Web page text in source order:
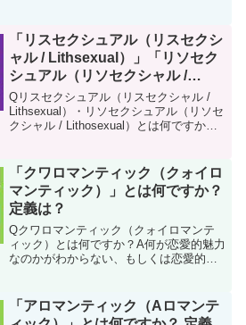
う言葉を目にしたのですけど、これはど
ういう意味ですか？せ...
「リスセクシュアル（リスセクシ
ャル / Lithsexual）」「リソセク
シュアル（リソセクシャル /
Lithosexual）」とは何ですか？
定義は？
Qリスセクシュアル（リスセクシャル /
Lithsexual）・リソセクシュアル（リソセ
クシャル / Lithosexual）とは何ですか？A
性的指向のことです。他者に...
「クワロマンティック（クォイロ
マンティック）」とは何ですか？
定義は？
Qクワロマンティック（クォイロマンテ
ィック）とは何ですか？A何が恋愛的魅力
なのかがわからない、もしくは恋愛的指
します。恋愛的な魅力ってイマイチわか
らない人のためにせんぱ...
「アロマンティック（Aロマンテ